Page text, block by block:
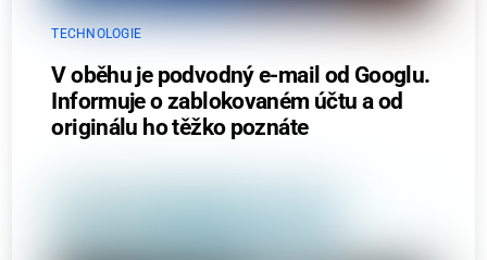
TECHNOLOGIE
V oběhu je podvodný e-mail od Googlu.
Informuje o zablokovaném účtu a od
originálu ho těžko poznáte